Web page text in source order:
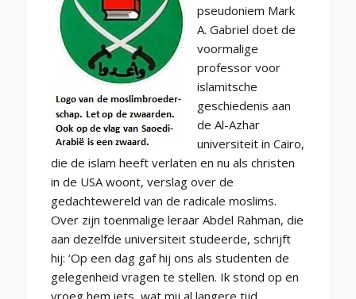
pseudoniem Mark
A. Gabriel doet de
voormalige
professor voor
islamitsche
geschiedenis aan
de Al-Azhar
universiteit in Cairo,
die de islam heeft verlaten en nu als christen
in de USA woont, verslag over de
gedachtewereld van de radicale moslims.
Over zijn toenmalige leraar Abdel Rahman, die
aan dezelfde universiteit studeerde, schrijft
hij: ‘Op een dag gaf hij ons als studenten de
gelegenheid vragen te stellen. Ik stond op en
vroeg hem iets, wat mij al langere tijd